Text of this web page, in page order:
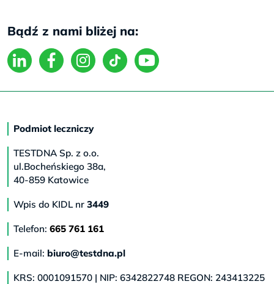
Bądź z nami bliżej na:
Podmiot leczniczy
TESTDNA Sp. z o.o.
ul.Bocheńskiego 38a,
40-859 Katowice
Wpis do KIDL nr 3449
Telefon: 665 761 161
E-mail: biuro@testdna.pl
KRS: 0001091570 | NIP: 6342822748 REGON: 243413225